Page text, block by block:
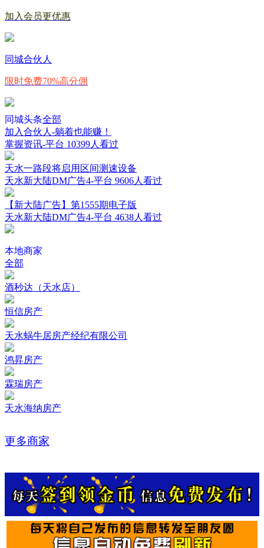
加入会员更优惠
同城合伙人
限时免费70%高分佣
同城头条全部
加入合伙人-躺着也能赚！
掌握资讯-平台 10399人看过
天水一路段将启用区间测速设备
天水新大陆DM广告4-平台 9606人看过
【新大陆广告】第1555期电子版
天水新大陆DM广告4-平台 4638人看过
本地商家
全部
酒秒达（天水店）
恒信房产
天水蜗牛居房产经纪有限公司
鸿昇房产
霖瑞房产
天水海纳房产
更多商家